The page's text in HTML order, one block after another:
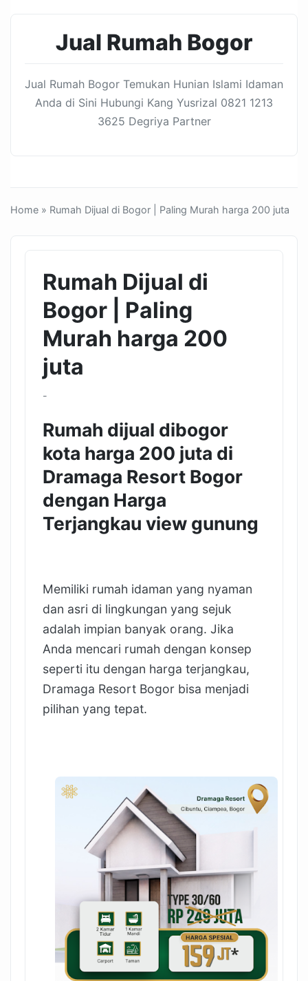
Jual Rumah Bogor
Jual Rumah Bogor Temukan Hunian Islami Idaman
Anda di Sini Hubungi Kang Yusrizal 0821 1213
3625 Degriya Partner
Home » Rumah Dijual di Bogor | Paling Murah harga 200 juta
Rumah Dijual di
Bogor | Paling
Murah harga 200
juta
-
Rumah dijual dibogor
kota harga 200 juta di
Dramaga Resort Bogor
dengan Harga
Terjangkau view gunung
Memiliki rumah idaman yang nyaman
dan asri di lingkungan yang sejuk
adalah impian banyak orang. Jika
Anda mencari rumah dengan konsep
seperti itu dengan harga terjangkau,
Dramaga Resort Bogor bisa menjadi
pilihan yang tepat.